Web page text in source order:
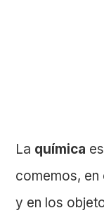
La química
comemos,
y en los